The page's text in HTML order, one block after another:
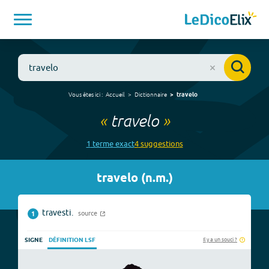
Vous êtes ici : Accueil Dictionnaire travelo
« travelo»
1 termeexact4suggestions
travelo(n.m.)
1 travesti. source
SIGNE DÉFINITION LSF Il y a un souci ?